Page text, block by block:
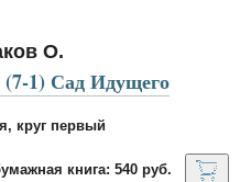
О.
1) Сад Идущего
круг первый
книга: 540 руб.